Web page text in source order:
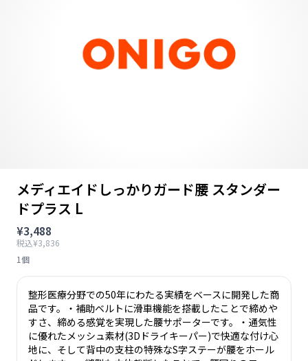
メディエイドしっかりガード腰 スタンダー
ドプラス L
¥3,488
税込¥3,836
1個
整形医療分野での50年にわたる実績をベースに開発した商
品です。・補助ベルトに滑車機能を搭載したことで締めや
すさ、締める感覚を実現した腰サポーターです。・通気性
に優れたメッシュ素材(3Dドライキーパー)で快適な付け心
地に、そして背中の支柱の特殊なS字ステーが腰をホール